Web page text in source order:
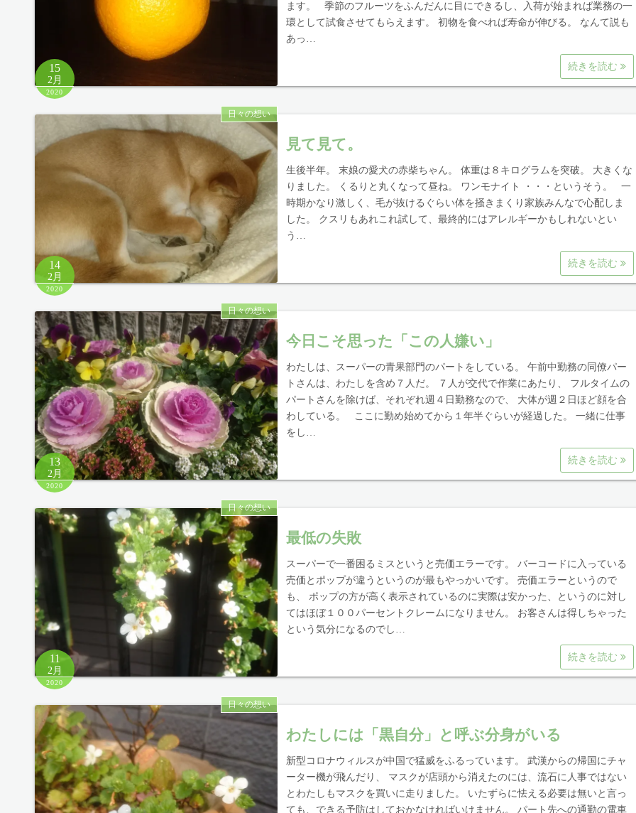
15
2月
2020
ます。 季節のフルーツをふんだんに目にできるし、入荷が始まれば業務の一
環として試食させてもらえます。 初物を食べれば寿命が伸びる。 なんて説も
あっ…
続きを読む
日々の想い
14
2月
2020
見て見て。
生後半年。 末娘の愛犬の赤柴ちゃん。 体重は８キログラムを突破。 大きくな
りました。 くるりと丸くなって昼ね。 ワンモナイト ・・・というそう。 一
時期かなり激しく、毛が抜けるぐらい体を掻きまくり家族みんなで心配しま
した。 クスリもあれこれ試して、最終的にはアレルギーかもしれないとい
う…
続きを読む
日々の想い
13
2月
2020
今日こそ思った「この人嫌い」
わたしは、スーパーの青果部門のパートをしている。 午前中勤務の同僚パー
トさんは、わたしを含め７人だ。 ７人が交代で作業にあたり、 フルタイムの
パートさんを除けば、それぞれ週４日勤務なので、 大体が週２日ほど顔を合
わしている。 ここに勤め始めてから１年半ぐらいが経過した。 一緒に仕事
をし…
続きを読む
日々の想い
11
2月
2020
最低の失敗
スーパーで一番困るミスというと売価エラーです。 バーコードに入っている
売価とポップが違うというのが最もやっかいです。 売価エラーというので
も、 ポップの方が高く表示されているのに実際は安かった、というのに対し
てはほぼ１００パーセントクレームになりません。 お客さんは得しちゃった
という気分になるのでし…
続きを読む
日々の想い
わたしには「黒自分」と呼ぶ分身がいる
新型コロナウィルスが中国で猛威をふるっています。 武漢からの帰国にチャ
ーター機が飛んだり、 マスクが店頭から消えたのには、流石に人事ではない
とわたしもマスクを買いに走りました。 いたずらに怯える必要は無いと言っ
ても、できる予防はしておかなければいけません。 パート先への通勤の電車